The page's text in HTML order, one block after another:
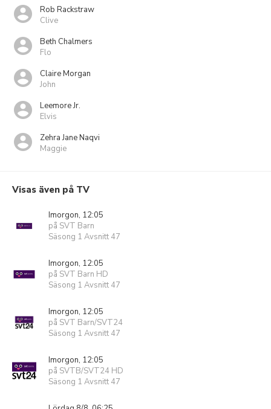
Rob Rackstraw
Clive
Beth Chalmers
Flo
Claire Morgan
John
Leemore Jr.
Elvis
Zehra Jane Naqvi
Maggie
Visas även på TV
Imorgon, 12:05
på SVT Barn
Säsong 1 Avsnitt 47
Imorgon, 12:05
på SVT Barn HD
Säsong 1 Avsnitt 47
Imorgon, 12:05
på SVT Barn/SVT24
Säsong 1 Avsnitt 47
Imorgon, 12:05
på SVTB/SVT24 HD
Säsong 1 Avsnitt 47